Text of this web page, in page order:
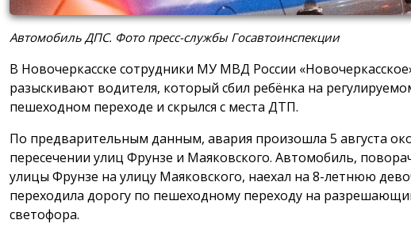
Автомобиль ДПС. Фото пресс-службы Госавтоинспекции
В Новочеркасске сотрудники МУ МВД России
разыскивают водителя, который сбил ребёнка на
пешеходном переходе и скрылся с места ДТП.
По предварительным данным, авария произошла 5 августа
пересечении улиц Фрунзе и Маяковского. Автомобиль,
улицы Фрунзе на улицу Маяковского, наехал на 8-летнюю
переходила дорогу по пешеходному переходу на
светофора.